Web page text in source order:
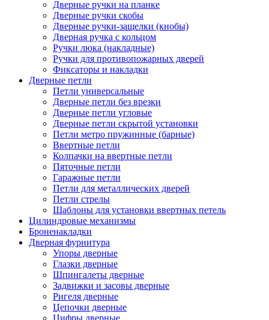
Дверные ручки на планке
Дверные ручки скобы
Дверные ручки-защелки (кнобы)
Дверная ручка с кольцом
Ручки люка (накладные)
Ручки для противопожарных дверей
Фиксаторы и накладки
Дверные петли
Петли универсальные
Дверные петли без врезки
Дверные петли угловые
Дверные петли скрытой установки
Петли метро пружинные (барные)
Ввертные петли
Колпачки на ввертные петли
Пяточные петли
Гаражные петли
Петли для металлических дверей
Петли стрелы
Шаблоны для установки ввертных петель
Цилиндровые механизмы
Броненакладки
Дверная фурнитура
Упоры дверные
Глазки дверные
Шпингалеты дверные
Задвижки и засовы дверные
Ригеля дверные
Цепочки дверные
Цифры дверные